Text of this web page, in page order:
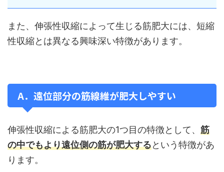
また、伸張性収縮によって生じる筋肥大には、短縮
性収縮とは異なる興味深い特徴があります。
A．遠位部分の筋線維が肥大しやすい
伸張性収縮による筋肥大の1つ目の特徴として、 筋
の中でもより遠位側の筋が肥大するという特徴があ
ります。